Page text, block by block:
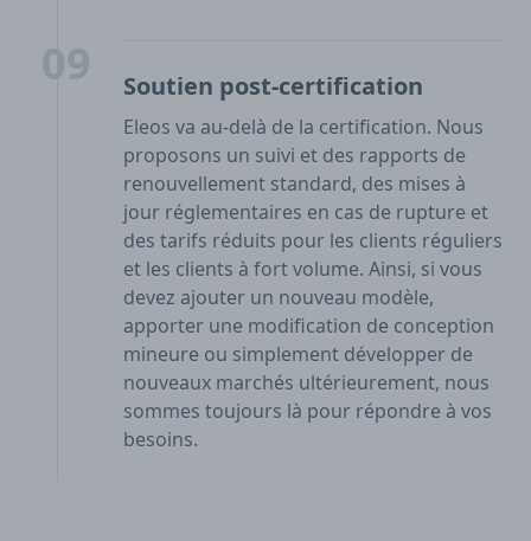
Soutien post-certification
Eleos va au-delà de la certification. Nous
proposons un suivi et des rapports de
renouvellement standard, des mises à
jour réglementaires en cas de rupture et
des tarifs réduits pour les clients réguliers
et les clients à fort volume. Ainsi, si vous
devez ajouter un nouveau modèle,
apporter une modification de conception
mineure ou simplement développer de
nouveaux marchés ultérieurement, nous
sommes toujours là pour répondre à vos
besoins.